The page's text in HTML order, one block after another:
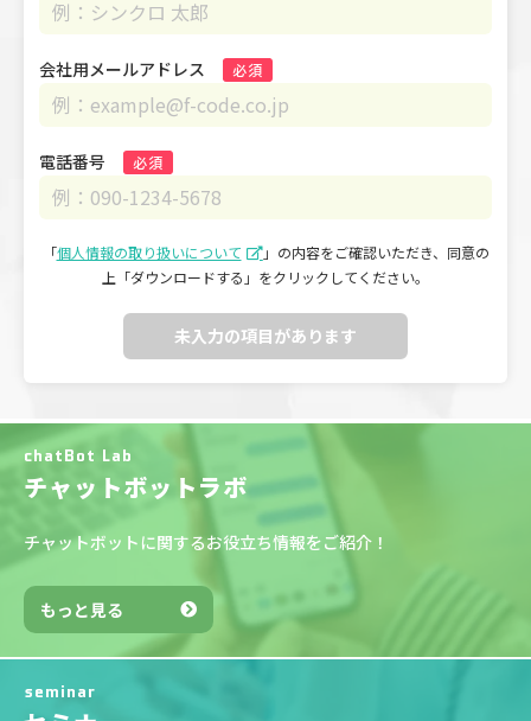
会社用メールアドレス 必須
電話番号 必須
「個人情報の取り扱いについて 」の内容をご確認いただき、 同意の
上「ダウンロードする」をクリックしてください。
未入力の項目があります
chatBot Lab
チャットボットラボ
チャットボットに関するお役立ち情報をご紹介！
もっと見る
seminar